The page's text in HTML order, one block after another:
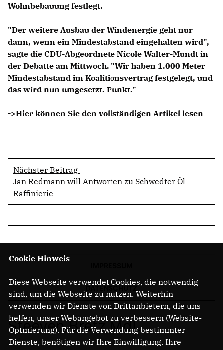
Wohnbebauung festlegt.
"Der weitere Ausbau der Windenergie geht nur
dann, wenn ein Mindestabstand eingehalten wird",
sagte die CDU-Abgeordnete Nicole Walter-Mundt in
der Debatte am Mittwoch. "Wir haben 1.000 Meter
Mindestabstand im Koalitionsvertrag festgelegt, und
das wird nun umgesetzt. Punkt."
->Hier können Sie den vollständigen Artikel lesen
Nächster Beitrag
Jan Redmann will Antworten zu Schwedter Öl-
Raffinierie
Steeven Bretz MdL
Cookie Hinweis
Diese Webseite verwendet Cookies, die notwendig
sind, um die Webseite zu nutzen. Weiterhin
verwenden wir Dienste von Drittanbietern, die uns
helfen, unser Webangebot zu verbessern (Website-
Optmierung). Für die Verwendung bestimmter
Dienste, benötigen wir Ihre Einwilligung. Ihre